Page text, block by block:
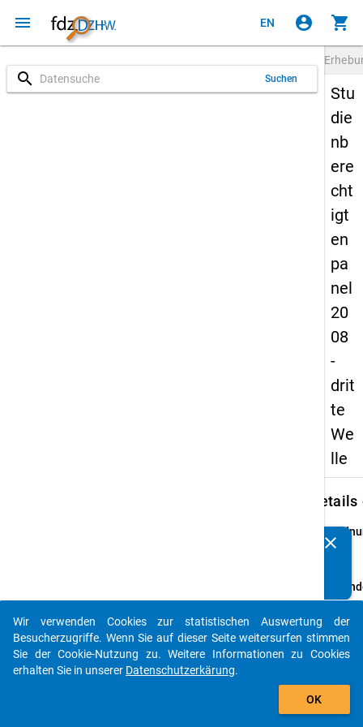
menu EN account_circle shopping_cart
search Suchen
Stu
die
nb
ere
cht
igt
en
pa
nel
20
08
-
drit
te
We
lle
Details
3
und
clear
auto_stories
add_shopping_cart
Wir verwenden Cookies zur statistischen Auswertung der
Besucherzugriffe. Wenn Sie auf dieser Seite weitersurfen stimmen
Sie der Cookie-Nutzung zu. Weitere Informationen zu Cookies
erhalten Sie in unserer Datenschutzerkärung.
OK